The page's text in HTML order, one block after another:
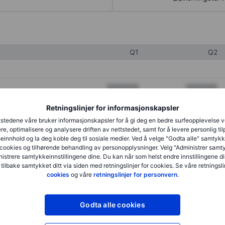
Retningslinjer for informasjonskapsler
våre bruker informasjonskapsler for å gi deg en bedre surfeopplevelse
optimalisere og analysere driften av nettstedet, samt for å levere personlig
og la deg koble deg til sosiale medier. Ved å velge "Godta alle"
og tilhørende behandling av personopplysninger. Velg "Administrer
samtykkeinnstillingene dine. Du kan når som helst endre innstillingene
samtykket ditt via siden med retningslinjer for cookies. Se våre
cookies og våre retningslinjer for personvern.
Godta alle cookies
Q1 Q2
XXXXXXX XXXXXXX
XXXXXXX
XXXXXXX XXXXXXX
XXXXXXX XXXXXXX
XXXXXXX